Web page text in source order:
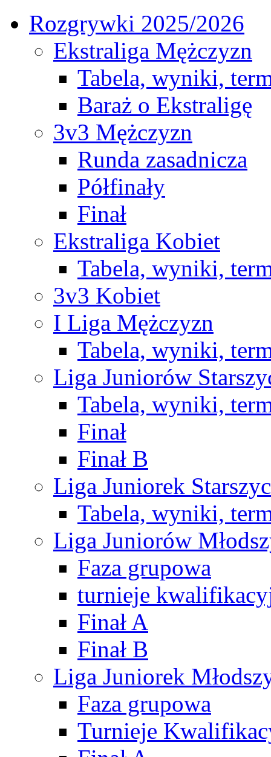
Rozgrywki 2025/2026
Ekstraliga Mężczyzn
Tabela, wyniki,
Baraż o Ekstraligę
3v3 Mężczyzn
Runda zasadnicza
Półfinały
Finał
Ekstraliga Kobiet
Tabela, wyniki,
3v3 Kobiet
I Liga Mężczyzn
Tabela, wyniki,
Liga Juniorów
Tabela, wyniki,
Finał
Finał B
Liga Juniorek
Tabela, wyniki,
Liga Juniorów
Faza grupowa
turnieje
Finał A
Finał B
Liga Juniorek
Faza grupowa
Turnieje